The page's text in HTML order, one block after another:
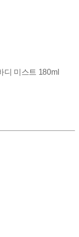
미스트 180ml